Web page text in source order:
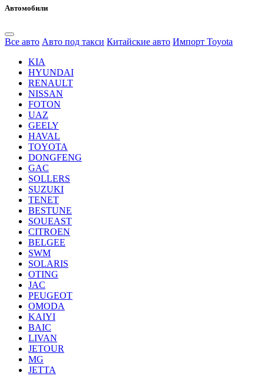
Автомобили
Все авто Авто под такси Китайские авто Импорт Toyota
KIA
HYUNDAI
RENAULT
NISSAN
FOTON
UAZ
GEELY
HAVAL
TOYOTA
DONGFENG
GAC
SOLLERS
SUZUKI
TENET
BESTUNE
SOUEAST
CITROEN
BELGEE
SWM
SOLARIS
OTING
JAC
PEUGEOT
OMODA
KAIYI
BAIC
LIVAN
JETOUR
MG
JETTA